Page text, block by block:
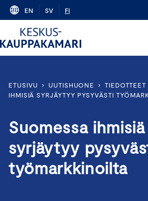
Skip
content
EN SV FI
ETUSIVU › UUTISHUONE › TIEDOTTEET
IHMISIÄ SYRJÄYTYY PYSYVÄSTI
Suomessa ihmisiä
syrjäytyy
työmarkkinoilta